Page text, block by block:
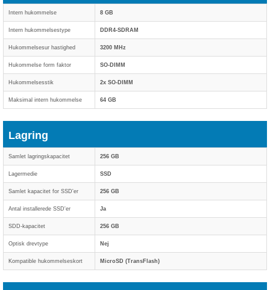
Intern hukommelse 8 GB
Intern hukommelsestype DDR4-SDRAM
Hukommelsesur hastighed 3200 MHz
Hukommelse form faktor SO-DIMM
Hukommelsesstik 2x SO-DIMM
Maksimal intern hukommelse 64 GB
Lagring
Samlet lagringskapacitet 256 GB
Lagermedie SSD
Samlet kapacitet for SSD'er 256 GB
Antal installerede SSD'er Ja
SDD-kapacitet 256 GB
Optisk drevtype Nej
Kompatible hukommelseskort MicroSD (TransFlash)